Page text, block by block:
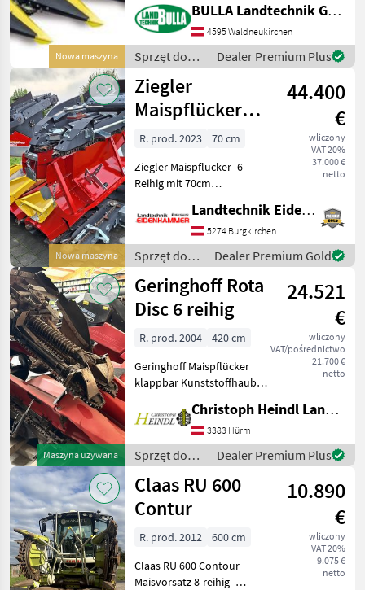
Nowa maszyna
Oberösterreich + Ersatzteile
lagernd und sofort
verfügbar + Abholung der
Teile auch außerhalb der
Ges
BULLA Landtechnik GmbH Ersatzteile
4595 Waldneukirchen
Sprzęt do
zbioru pole
uprawne /
Olimac
Dealer Premium Plus
Nowa maszyna
Ziegler
Maispflücker
Corn Champion
Klappbar
44.400
€
wliczony
VAT 20%
37.000 €
netto
R. prod. 2023
70 cm
Ziegler Maispflücker -6
Reihig mit 70cm
Multikuppler
Case/NH/Deutz-Fahr -
Unterbodenhäcksler
+++Alle Angaben ohne
Gewähr+++
+++Zwischenverkauf
Landtechnik Eidenhammer GmbH
5274 Burgkirchen
Sprzęt do
zbioru pole
uprawne /
Ziegler
Dealer Premium Gold
Maszyna używana
Geringhoff Rota
Disc 6 reihig
24.521
€
wliczony
VAT/pośrednictwo
21.700 €
netto
R. prod. 2004
420 cm
Geringhoff Maispflücker
klappbar Kunststoffhauben
Unterbauhäcksler Anbau
passend zu Claas Lexion ab
Serie 500 Trion Tucano
Evion Reihenabstand 70 c
Christoph Heindl Landtechnik GmbH, Inning
3383 Hürm
Sprzęt do
zbioru pole
uprawne /
Geringhoff
Dealer Premium Plus
Claas RU 600
Contur
10.890
€
wliczony
VAT 20%
9.075 €
netto
R. prod. 2012
600 cm
Claas RU 600 Contour
Maisvorsatz 8-reihig -